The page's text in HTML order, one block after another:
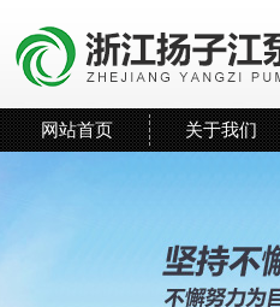
网站首页 关于我们